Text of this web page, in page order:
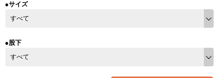
●サイズ
●股下